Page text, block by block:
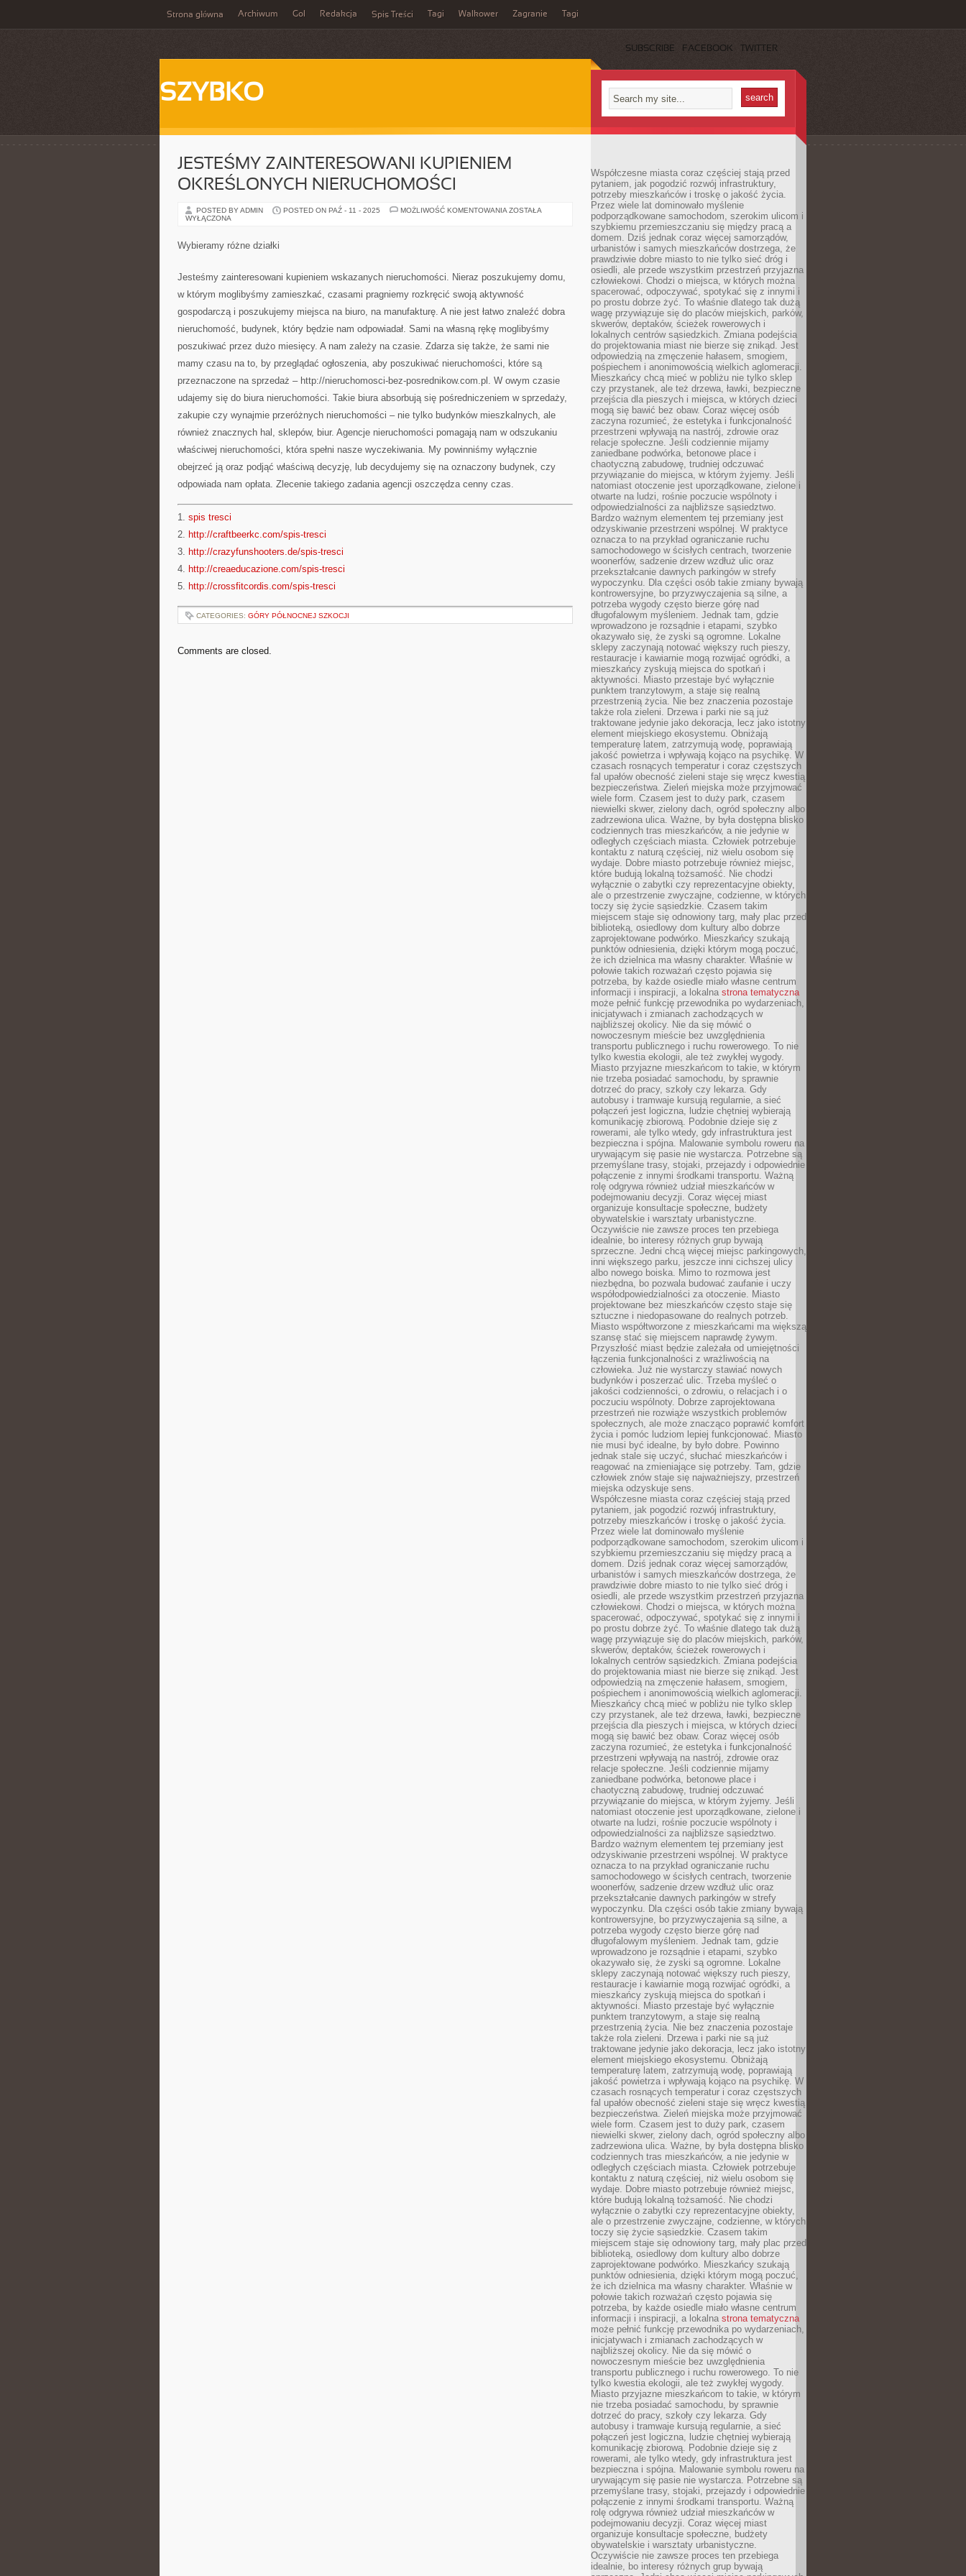
Strona główna Archiwum Gol Redakcja Spis Treści Tagi Walkower Zagranie Tagi
SUBSCRIBE FACEBOOK TWITTER
SZYBKO
JESTEŚMY ZAINTERESOWANI KUPIENIEM
OKREŚLONYCH NIERUCHOMOŚCI
POSTED BY ADMIN POSTED ON PAŹ - 11 - 2025 MOŻLIWOŚĆ KOMENTOWANIA JESTEŚMY
ZOSTAŁA
WYŁĄCZONA
Wybieramy różne działki
Jesteśmy zainteresowani kupieniem wskazanych nieruchomości. Nieraz poszukujemy domu,
w którym moglibyśmy zamieszkać, czasami pragniemy rozkręcić swoją aktywność
gospodarczą i poszukujemy miejsca na biuro, na manufakturę. A nie jest łatwo znaleźć dobra
nieruchomość, budynek, który będzie nam odpowiadał. Sami na własną rękę moglibyśmy
poszukiwać przez dużo miesięcy. A nam zależy na czasie. Zdarza się także, że sami nie
mamy czasu na to, by przeglądać ogłoszenia, aby poszukiwać nieruchomości, które są
przeznaczone na sprzedaż – http://nieruchomosci-bez-posrednikow.com.pl. W owym czasie
udajemy się do biura nieruchomości. Takie biura absorbują się pośredniczeniem w sprzedaży,
zakupie czy wynajmie przeróżnych nieruchomości – nie tylko budynków mieszkalnych, ale
również znacznych hal, sklepów, biur. Agencje nieruchomości pomagają nam w odszukaniu
właściwej nieruchomości, która spełni nasze wyczekiwania. My powinniśmy wyłącznie
obejrzeć ją oraz podjąć właściwą decyzję, lub decydujemy się na oznaczony budynek, czy
odpowiada nam opłata. Zlecenie takiego zadania agencji oszczędza cenny czas.
1. spis tresci
2. http://craftbeerkc.com/spis-tresci
3. http://crazyfunshooters.de/spis-tresci
4. http://creaeducazione.com/spis-tresci
5. http://crossfitcordis.com/spis-tresci
CATEGORIES: GÓRY PÓŁNOCNEJ SZKOCJI
Comments are closed.
Współczesne miasta coraz częściej stają przed
pytaniem, jak pogodzić rozwój infrastruktury,
potrzeby mieszkańców i troskę o jakość życia.
Przez wiele lat dominowało myślenie
podporządkowane samochodom, szerokim ulicom i
szybkiemu przemieszczaniu się między pracą a
domem. Dziś jednak coraz więcej samorządów,
urbanistów i samych mieszkańców dostrzega, że
prawdziwie dobre miasto to nie tylko sieć dróg i
osiedli, ale przede wszystkim przestrzeń przyjazna
człowiekowi. Chodzi o miejsca, w których można
spacerować, odpoczywać, spotykać się z innymi i
po prostu dobrze żyć. To właśnie dlatego tak dużą
wagę przywiązuje się do placów miejskich, parków,
skwerów, deptaków, ścieżek rowerowych i
lokalnych centrów sąsiedzkich. Zmiana podejścia
do projektowania miast nie bierze się znikąd. Jest
odpowiedzią na zmęczenie hałasem, smogiem,
pośpiechem i anonimowością wielkich aglomeracji.
Mieszkańcy chcą mieć w pobliżu nie tylko sklep
czy przystanek, ale też drzewa, ławki, bezpieczne
przejścia dla pieszych i miejsca, w których dzieci
mogą się bawić bez obaw. Coraz więcej osób
zaczyna rozumieć, że estetyka i funkcjonalność
przestrzeni wpływają na nastrój, zdrowie oraz
relacje społeczne. Jeśli codziennie mijamy
zaniedbane podwórka, betonowe place i
chaotyczną zabudowę, trudniej odczuwać
przywiązanie do miejsca, w którym żyjemy. Jeśli
natomiast otoczenie jest uporządkowane, zielone i
otwarte na ludzi, rośnie poczucie wspólnoty i
odpowiedzialności za najbliższe sąsiedztwo.
Bardzo ważnym elementem tej przemiany jest
odzyskiwanie przestrzeni wspólnej. W praktyce
oznacza to na przykład ograniczanie ruchu
samochodowego w ścisłych centrach, tworzenie
woonerfów, sadzenie drzew wzdłuż ulic oraz
przekształcanie dawnych parkingów w strefy
wypoczynku. Dla części osób takie zmiany bywają
kontrowersyjne, bo przyzwyczajenia są silne, a
potrzeba wygody często bierze górę nad
długofalowym myśleniem. Jednak tam, gdzie
wprowadzono je rozsądnie i etapami, szybko
okazywało się, że zyski są ogromne. Lokalne
sklepy zaczynają notować większy ruch pieszy,
restauracje i kawiarnie mogą rozwijać ogródki, a
mieszkańcy zyskują miejsca do spotkań i
aktywności. Miasto przestaje być wyłącznie
punktem tranzytowym, a staje się realną
przestrzenią życia. Nie bez znaczenia pozostaje
także rola zieleni. Drzewa i parki nie są już
traktowane jedynie jako dekoracja, lecz jako istotny
element miejskiego ekosystemu. Obniżają
temperaturę latem, zatrzymują wodę, poprawiają
jakość powietrza i wpływają kojąco na psychikę. W
czasach rosnących temperatur i coraz częstszych
fal upałów obecność zieleni staje się wręcz kwestią
bezpieczeństwa. Zieleń miejska może przyjmować
wiele form. Czasem jest to duży park, czasem
niewielki skwer, zielony dach, ogród społeczny albo
zadrzewiona ulica. Ważne, by była dostępna blisko
codziennych tras mieszkańców, a nie jedynie w
odległych częściach miasta. Człowiek potrzebuje
kontaktu z naturą częściej, niż wielu osobom się
wydaje. Dobre miasto potrzebuje również miejsc,
które budują lokalną tożsamość. Nie chodzi
wyłącznie o zabytki czy reprezentacyjne obiekty,
ale o przestrzenie zwyczajne, codzienne, w których
toczy się życie sąsiedzkie. Czasem takim
miejscem staje się odnowiony targ, mały plac przed
biblioteką, osiedlowy dom kultury albo dobrze
zaprojektowane podwórko. Mieszkańcy szukają
punktów odniesienia, dzięki którym mogą poczuć,
że ich dzielnica ma własny charakter. Właśnie w
połowie takich rozważań często pojawia się
potrzeba, by każde osiedle miało własne centrum
informacji i inspiracji, a lokalna strona tematyczna
może pełnić funkcję przewodnika po wydarzeniach,
inicjatywach i zmianach zachodzących w
najbliższej okolicy. Nie da się mówić o
nowoczesnym mieście bez uwzględnienia
transportu publicznego i ruchu rowerowego. To nie
tylko kwestia ekologii, ale też zwykłej wygody.
Miasto przyjazne mieszkańcom to takie, w którym
nie trzeba posiadać samochodu, by sprawnie
dotrzeć do pracy, szkoły czy lekarza. Gdy
autobusy i tramwaje kursują regularnie, a sieć
połączeń jest logiczna, ludzie chętniej wybierają
komunikację zbiorową. Podobnie dzieje się z
rowerami, ale tylko wtedy, gdy infrastruktura jest
bezpieczna i spójna. Malowanie symbolu roweru na
urywającym się pasie nie wystarcza. Potrzebne są
przemyślane trasy, stojaki, przejazdy i odpowiednie
połączenie z innymi środkami transportu. Ważną
rolę odgrywa również udział mieszkańców w
podejmowaniu decyzji. Coraz więcej miast
organizuje konsultacje społeczne, budżety
obywatelskie i warsztaty urbanistyczne.
Oczywiście nie zawsze proces ten przebiega
idealnie, bo interesy różnych grup bywają
sprzeczne. Jedni chcą więcej miejsc parkingowych,
inni większego parku, jeszcze inni cichszej ulicy
albo nowego boiska. Mimo to rozmowa jest
niezbędna, bo pozwala budować zaufanie i uczy
współodpowiedzialności za otoczenie. Miasto
projektowane bez mieszkańców często staje się
sztuczne i niedopasowane do realnych potrzeb.
Miasto współtworzone z mieszkańcami ma większą
szansę stać się miejscem naprawdę żywym.
Przyszłość miast będzie zależała od umiejętności
łączenia funkcjonalności z wrażliwością na
człowieka. Już nie wystarczy stawiać nowych
budynków i poszerzać ulic. Trzeba myśleć o
jakości codzienności, o zdrowiu, o relacjach i o
poczuciu wspólnoty. Dobrze zaprojektowana
przestrzeń nie rozwiąże wszystkich problemów
społecznych, ale może znacząco poprawić komfort
życia i pomóc ludziom lepiej funkcjonować. Miasto
nie musi być idealne, by było dobre. Powinno
jednak stale się uczyć, słuchać mieszkańców i
reagować na zmieniające się potrzeby. Tam, gdzie
człowiek znów staje się najważniejszy, przestrzeń
miejska odzyskuje sens.
Współczesne miasta coraz częściej stają przed
pytaniem, jak pogodzić rozwój infrastruktury,
potrzeby mieszkańców i troskę o jakość życia.
Przez wiele lat dominowało myślenie
podporządkowane samochodom, szerokim ulicom i
szybkiemu przemieszczaniu się między pracą a
domem. Dziś jednak coraz więcej samorządów,
urbanistów i samych mieszkańców dostrzega, że
prawdziwie dobre miasto to nie tylko sieć dróg i
osiedli, ale przede wszystkim przestrzeń przyjazna
człowiekowi. Chodzi o miejsca, w których można
spacerować, odpoczywać, spotykać się z innymi i
po prostu dobrze żyć. To właśnie dlatego tak dużą
wagę przywiązuje się do placów miejskich, parków,
skwerów, deptaków, ścieżek rowerowych i
lokalnych centrów sąsiedzkich. Zmiana podejścia
do projektowania miast nie bierze się znikąd. Jest
odpowiedzią na zmęczenie hałasem, smogiem,
pośpiechem i anonimowością wielkich aglomeracji.
Mieszkańcy chcą mieć w pobliżu nie tylko sklep
czy przystanek, ale też drzewa, ławki, bezpieczne
przejścia dla pieszych i miejsca, w których dzieci
mogą się bawić bez obaw. Coraz więcej osób
zaczyna rozumieć, że estetyka i funkcjonalność
przestrzeni wpływają na nastrój, zdrowie oraz
relacje społeczne. Jeśli codziennie mijamy
zaniedbane podwórka, betonowe place i
chaotyczną zabudowę, trudniej odczuwać
przywiązanie do miejsca, w którym żyjemy. Jeśli
natomiast otoczenie jest uporządkowane, zielone i
otwarte na ludzi, rośnie poczucie wspólnoty i
odpowiedzialności za najbliższe sąsiedztwo.
Bardzo ważnym elementem tej przemiany jest
odzyskiwanie przestrzeni wspólnej. W praktyce
oznacza to na przykład ograniczanie ruchu
samochodowego w ścisłych centrach, tworzenie
woonerfów, sadzenie drzew wzdłuż ulic oraz
przekształcanie dawnych parkingów w strefy
wypoczynku. Dla części osób takie zmiany bywają
kontrowersyjne, bo przyzwyczajenia są silne, a
potrzeba wygody często bierze górę nad
długofalowym myśleniem. Jednak tam, gdzie
wprowadzono je rozsądnie i etapami, szybko
okazywało się, że zyski są ogromne. Lokalne
sklepy zaczynają notować większy ruch pieszy,
restauracje i kawiarnie mogą rozwijać ogródki, a
mieszkańcy zyskują miejsca do spotkań i
aktywności. Miasto przestaje być wyłącznie
punktem tranzytowym, a staje się realną
przestrzenią życia. Nie bez znaczenia pozostaje
także rola zieleni. Drzewa i parki nie są już
traktowane jedynie jako dekoracja, lecz jako istotny
element miejskiego ekosystemu. Obniżają
temperaturę latem, zatrzymują wodę, poprawiają
jakość powietrza i wpływają kojąco na psychikę. W
czasach rosnących temperatur i coraz częstszych
fal upałów obecność zieleni staje się wręcz kwestią
bezpieczeństwa. Zieleń miejska może przyjmować
wiele form. Czasem jest to duży park, czasem
niewielki skwer, zielony dach, ogród społeczny albo
zadrzewiona ulica. Ważne, by była dostępna blisko
codziennych tras mieszkańców, a nie jedynie w
odległych częściach miasta. Człowiek potrzebuje
kontaktu z naturą częściej, niż wielu osobom się
wydaje. Dobre miasto potrzebuje również miejsc,
które budują lokalną tożsamość. Nie chodzi
wyłącznie o zabytki czy reprezentacyjne obiekty,
ale o przestrzenie zwyczajne, codzienne, w których
toczy się życie sąsiedzkie. Czasem takim
miejscem staje się odnowiony targ, mały plac przed
biblioteką, osiedlowy dom kultury albo dobrze
zaprojektowane podwórko. Mieszkańcy szukają
punktów odniesienia, dzięki którym mogą poczuć,
że ich dzielnica ma własny charakter. Właśnie w
połowie takich rozważań często pojawia się
potrzeba, by każde osiedle miało własne centrum
informacji i inspiracji, a lokalna strona tematyczna
może pełnić funkcję przewodnika po wydarzeniach,
inicjatywach i zmianach zachodzących w
najbliższej okolicy. Nie da się mówić o
nowoczesnym mieście bez uwzględnienia
transportu publicznego i ruchu rowerowego. To nie
tylko kwestia ekologii, ale też zwykłej wygody.
Miasto przyjazne mieszkańcom to takie, w którym
nie trzeba posiadać samochodu, by sprawnie
dotrzeć do pracy, szkoły czy lekarza. Gdy
autobusy i tramwaje kursują regularnie, a sieć
połączeń jest logiczna, ludzie chętniej wybierają
komunikację zbiorową. Podobnie dzieje się z
rowerami, ale tylko wtedy, gdy infrastruktura jest
bezpieczna i spójna. Malowanie symbolu roweru na
urywającym się pasie nie wystarcza. Potrzebne są
przemyślane trasy, stojaki, przejazdy i odpowiednie
połączenie z innymi środkami transportu. Ważną
rolę odgrywa również udział mieszkańców w
podejmowaniu decyzji. Coraz więcej miast
organizuje konsultacje społeczne, budżety
obywatelskie i warsztaty urbanistyczne.
Oczywiście nie zawsze proces ten przebiega
idealnie, bo interesy różnych grup bywają